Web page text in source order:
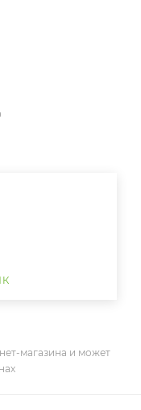
магазина и может